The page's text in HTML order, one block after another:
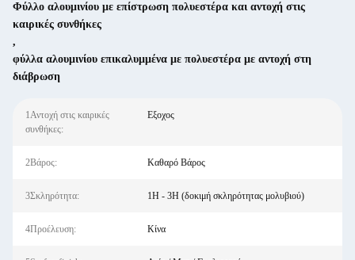
Φύλλο αλουμινίου με επίστρωση πολυεστέρα και αντοχή στις
καιρικές συνθήκες
,
φύλλα αλουμινίου επικαλυμμένα με πολυεστέρα με αντοχή στη
διάβρωση
1Αντοχή στις καιρικές
συνθήκες:
Εξοχος
2Βάρος: Καθαρό Βάρος
3Σκληρότητα: 1Η - 3Η (δοκιμή σκληρότητας μολυβιού)
4Προέλευση: Κίνα